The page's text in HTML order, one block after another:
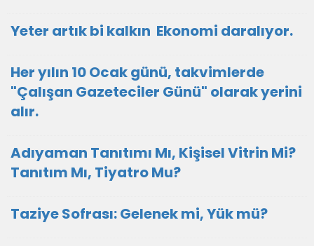
Yeter artık bi kalkın Ekonomi daralıyor.
Her yılın 10 Ocak günü, takvimlerde
"Çalışan Gazeteciler Günü" olarak yerini
alır.
Adıyaman Tanıtımı Mı, Kişisel Vitrin Mi?
Tanıtım Mı, Tiyatro Mu?
Taziye Sofrası: Gelenek mi, Yük mü?